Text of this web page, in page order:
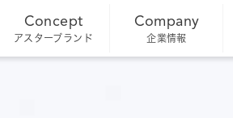
Concept
アスターブランド
Company
企業情報